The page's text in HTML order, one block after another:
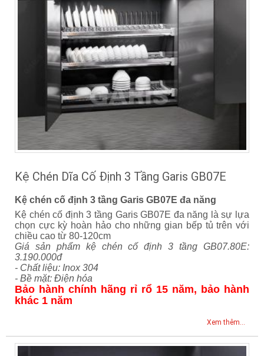
Kệ Chén Dĩa Cố Định 3 Tầng Garis GB07E
Kệ chén cố định 3 tầng Garis GB07E đa năng
Kệ chén cố định 3 tầng Garis GB07E đa năng là sự lựa
chọn cực kỳ hoàn hảo cho những gian bếp tủ trên với
chiều cao từ 80-120cm
Giá sản phẩm kệ chén cố định 3 tầng GB07.80E:
3.190.000đ
- Chất liệu: Inox 304
- Bề mặt: Điện hóa
Bảo hành chính hãng rỉ rổ 15 năm, bảo hành
khác 1 năm
Xem thêm...